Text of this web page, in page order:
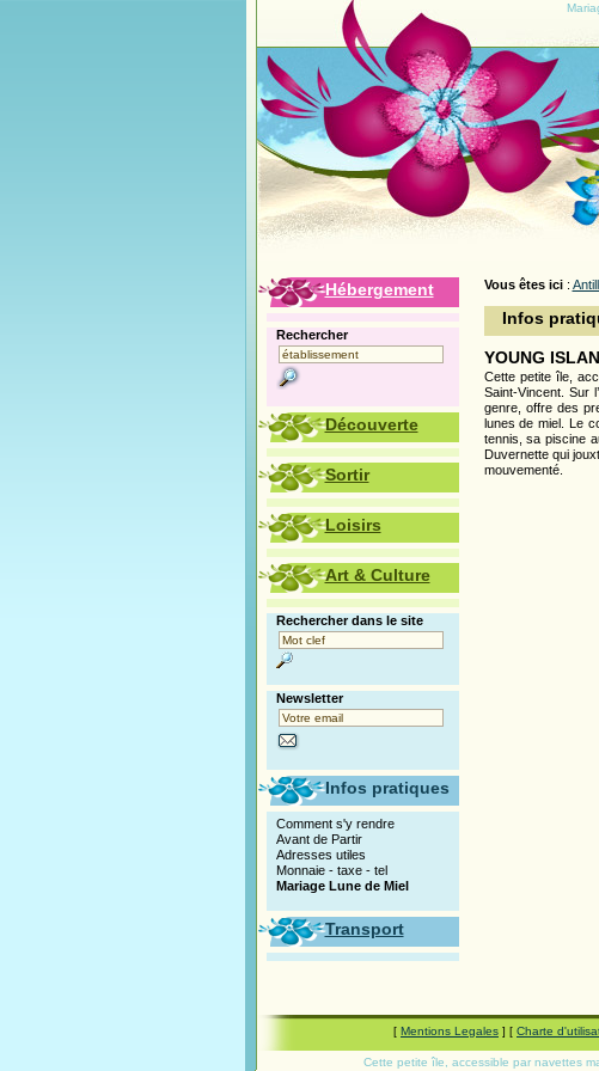
Vous êtes ici:
Infos
YOUNG
Cette petite île,
Saint-Vincent. Sur
genre, offre des
lunes de miel. Le
tennis, sa piscine
Duvernette qui
mouvementé.
Hébergement
Rechercher
Découverte
Sortir
Loisirs
Art & Culture
Rechercher dans le site
Newsletter
Infos pratiques
Comment s'y rendre
Avant de Partir
Adresses utiles
Monnaie - taxe - tel
Mariage Lune de Miel
Transport
[ Mentions Legales ] [ Charte
Cette petite île, accessible par navettes